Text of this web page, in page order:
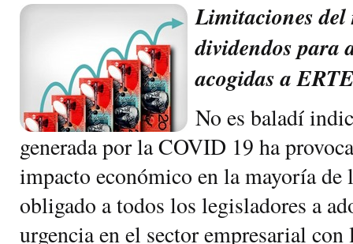
Limitaciones del
dividendos para
acogidas a
No es baladí
generada por la COVID 19 ha
impacto económico en la mayoría de
obligado a todos los legisladores a
urgencia en el sector empresarial